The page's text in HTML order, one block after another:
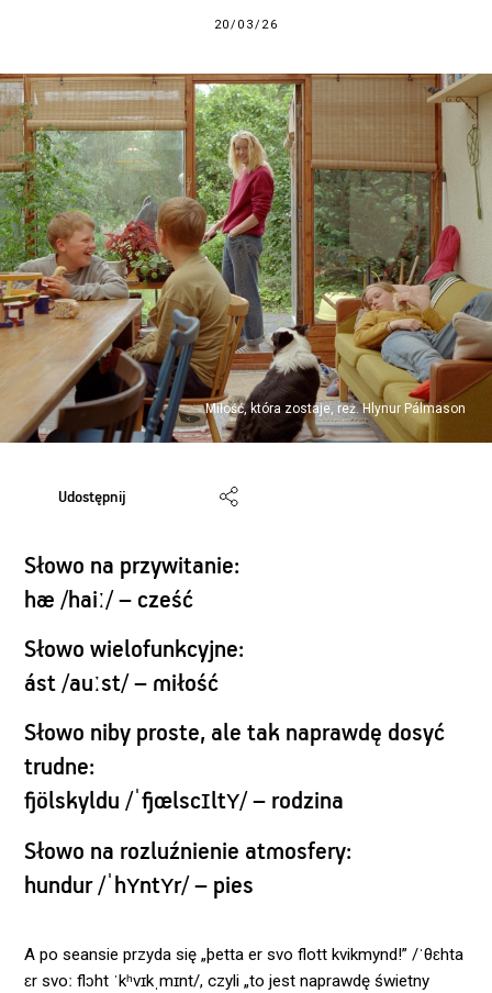
20/03/26
Miłość, która zostaje, reż. Hlynur Pálmason
Udostępnij
Słowo na przywitanie:
hæ /haiː/ – cześć
Słowo wielofunkcyjne:
ást /auːst/ – miłość
Słowo niby proste, ale tak naprawdę dosyć
trudne:
fjölskyldu /ˈfjœlscɪltʏ/ – rodzina
Słowo na rozluźnienie atmosfery:
hundur/ˈhʏntʏr/ – pies
A po seansie przyda się „þetta er svo flott kvikmynd!” /ˈθɛhta
ɛr svoː flɔht ˈkʰvɪkˌmɪnt/, czyli „to jest naprawdę świetny